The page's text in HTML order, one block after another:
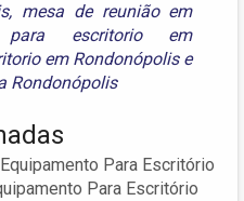
, mesa de reunião em
para escritorio em
em Rondonópolise
Rondonópolis
Para Escritório
Para Escritório